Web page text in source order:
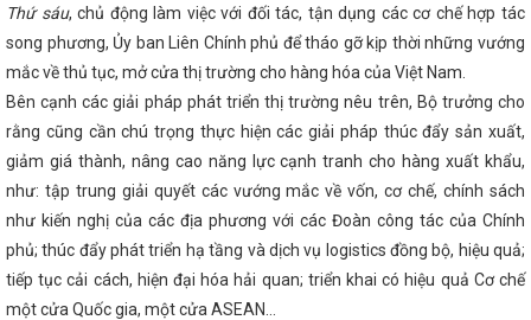
hoạch quản lý rủi ro trong khai thác khoáng sản
Tập trung
đơn giản hóa thủ tục hành chính, điều kiện kinh doanh
lừa đảo trực tuyến
AI đã “rất thật” ở Hà Tĩnh
Hà Tĩnh
Diệm với quy mô 40ha, vốn đầu tư hơn 200 tỷ đồng
Báo Nhân dân tổ chức Lễ khai trương chuyên trang Thương
Thúc đẩy hành chính số, Hà Tĩnh nâng cao chất lượng dịch vụ
2025, mỗi người dân Việt Nam đều sở hữu một Sổ sức khoẻ
Việt Nam - Hoa Kỳ đạt tiến bộ tích cực khi kết thúc vòng
song phương về thương mại đối ứng
Hội nghị Hội đồng
thứ 25
Bám sát 5 nhóm vấn đề theo chỉ đạo của Chính
Kết nối tiêu thụ, đưa sản phẩm Hà Tĩnh vào các hệ thống
lực phát triển nhanh và bền vững cho nền kinh tế
Thành lập
nguồn nhân lực chất lượng cao trong ngành Công Thương
tác chuẩn bị đóng điện MBA T2 Trạm 110kV Nghi Xuân
Thứ sáu, chủ động làm việc với đối tác, tận dụng các cơ chế hợp tác
song phương, Ủy ban Liên Chính phủ để tháo gỡ kịp thời những vướng
mắc về thủ tục, mở cửa thị trường cho hàng hóa của Việt Nam.
Bên cạnh các giải pháp phát triển thị trường nêu trên, Bộ trưởng cho
rằng cũng cần chú trọng thực hiện các giải pháp thúc đẩy sản xuất,
giảm giá thành, nâng cao năng lực cạnh tranh cho hàng xuất khẩu,
như: tập trung giải quyết các vướng mắc về vốn, cơ chế, chính sách
như kiến nghị của các địa phương với các Đoàn công tác của Chính
phủ; thúc đẩy phát triển hạ tầng và dịch vụ logistics đồng bộ, hiệu quả;
tiếp tục cải cách, hiện đại hóa hải quan; triển khai có hiệu quả Cơ chế
một cửa Quốc gia, một cửa ASEAN…